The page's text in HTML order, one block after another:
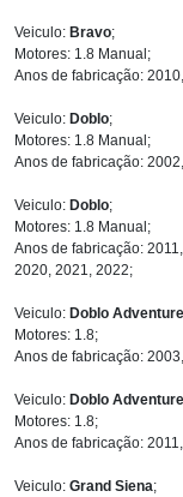
Veiculo: Bravo;
Motores: 1.8 Manual;
Anos de fabricação:
Veiculo: Doblo;
Motores: 1.8 Manual;
Anos de fabricação:
Veiculo: Doblo;
Motores: 1.8 Manual;
Anos de fabricação:
2020, 2021, 2022;
Veiculo: Doblo Adventure
Motores: 1.8;
Anos de fabricação:
Veiculo: Doblo Adventure
Motores: 1.8;
Anos de fabricação:
Veiculo: Grand Siena;